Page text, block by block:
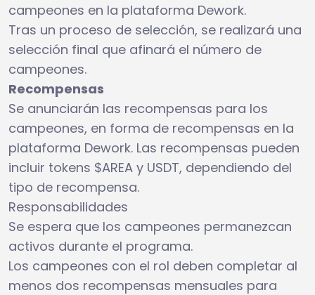
campeones en la plataforma Dework.
Tras un proceso de selección, se realizará una
selección final que afinará el número de
campeones.
Recompensas
Se anunciarán las recompensas para los
campeones, en forma de recompensas en la
plataforma Dework. Las recompensas pueden
incluir tokens $AREA y USDT, dependiendo del
tipo de recompensa.
Responsabilidades
Se espera que los campeones permanezcan
activos durante el programa.
Los campeones con el rol deben completar al
menos dos recompensas mensuales para